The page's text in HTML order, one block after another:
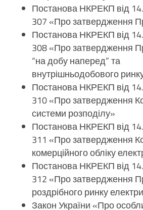
Постанова НКРЕКП від
307 «Про затвердження
Постанова НКРЕКП від
308 «Про затвердження
“на добу наперед” та
внутрішньодобового
Постанова НКРЕКП від
310 «Про затвердження
системи розподілу»
Постанова НКРЕКП від
311 «Про затвердження
комерційного обліку
Постанова НКРЕКП від
312 «Про затвердження
роздрібного ринку
Закон України «Про